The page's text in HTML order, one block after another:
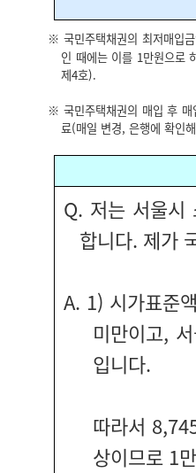
※ 국민주택채권의 최저매입
인 때에는 이를 1만원으로
제4호).
※ 국민주택채권의 매입 후 매
료(매일 변경, 은행에 확인
Q. 저는 서울시
합니다. 제가
A. 1) 시가표준
미만이고,
입니다.
따라서
상이므로 1